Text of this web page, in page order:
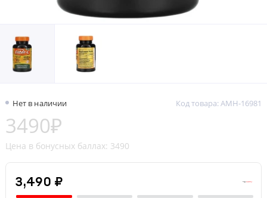
Нет в наличии Код товара: AMH-16981
3490₽
Цена в бонусных баллах: 3490
3,490 ₽